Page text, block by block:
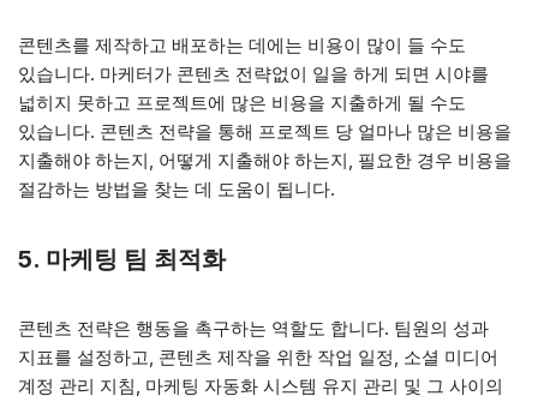
콘텐츠를 제작하고 배포하는 데에는 비용이 많이 들 수도
있습니다. 마케터가 콘텐츠 전략없이 일을 하게 되면 시야를
넓히지 못하고 프로젝트에 많은 비용을 지출하게 될 수도
있습니다. 콘텐츠 전략을 통해 프로젝트 당 얼마나 많은 비용을
지출해야 하는지, 어떻게 지출해야 하는지, 필요한 경우 비용을
절감하는 방법을 찾는 데 도움이 됩니다.
5. 마케팅 팀 최적화
콘텐츠 전략은 행동을 촉구하는 역할도 합니다. 팀원의 성과
지표를 설정하고, 콘텐츠 제작을 위한 작업 일정, 소셜 미디어
계정 관리 지침, 마케팅 자동화 시스템 유지 관리 및 그 사이의